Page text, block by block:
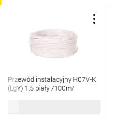
Przewód instalacyjny H07V-K
(LgY) 1,5 biały /100m/